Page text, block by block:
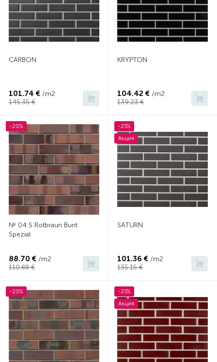
CARBON
101.74 € /m2
145.35 €
KRYPTON
104.42 € /m2
139.23 €
-20%
№ 04 S Rotbraun Bunt
Spezial
88.70 € /m2
110.88 €
-25%
Акция
SATURN
101.36 € /m2
135.15 €
-20%
-25%
Акция